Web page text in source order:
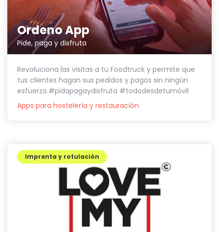
Ordeno App
Pide, paga y disfruta
Revoluciona las visitas a tu Foodtruck y permite que
tus clientes hagan sus pedidos y pagos sin ningún
esfuerzo.#pidapagaydisfruta #tododesdetumóvil
Apps para hostelería y restauración
Imprenta y rotulación